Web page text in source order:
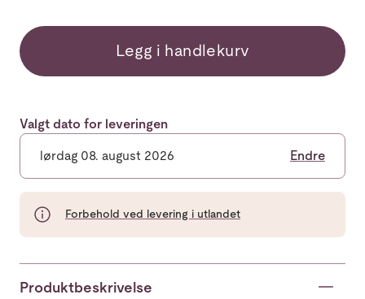
Legg i handlekurv
Valgt dato for leveringen
lørdag 08. august 2026 Endre
Forbehold ved levering i utlandet
Produktbeskrivelse